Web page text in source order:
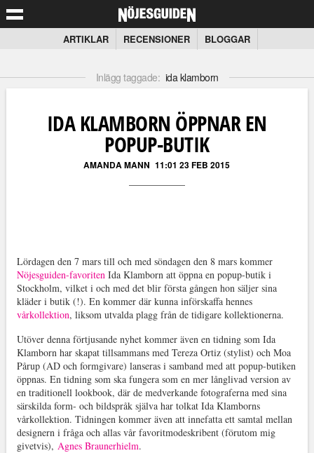
ARTIKLAR RECENSIONER BLOGGAR
Inlägg taggade: ida klamborn
IDA KLAMBORN ÖPPNAR EN
POPUP-BUTIK
AMANDA MANN 11:01 23 FEB 2015
Lördagen den 7 mars till och med söndagen den 8 mars kommer
Nöjesguiden-favoritenIda Klamborn att öppna en popup-butik i
Stockholm, vilket i och med det blir första gången hon säljer sina
kläder i butik (!). En kommer där kunna införskaffa hennes
vårkollektion, liksom utvalda plagg från de tidigare kollektionerna.
Utöver denna förtjusande nyhet kommer även en tidning som Ida
Klamborn har skapat tillsammans med Tereza Ortiz (stylist) och Moa
Pårup (AD och formgivare) lanseras i samband med att popup-butiken
öppnas. En tidning som ska fungera som en mer långlivad version av
en traditionell lookbook, där de medverkande fotograferna med sina
särskilda form- och bildspråk själva har tolkat Ida Klamborns
vårkollektion. Tidningen kommer även att innefatta ett samtal mellan
designern i fråga och allas vår favoritmodeskribent (förutom mig
givetvis), Agnes Braunerhielm.